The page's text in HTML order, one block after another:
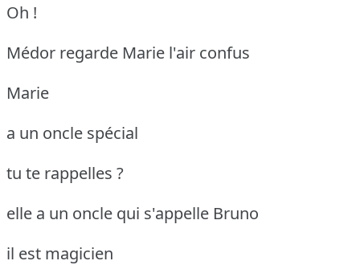
Oh !
Médor regarde Marie l'air confus
Marie
a un oncle spécial
tu te rappelles ?
elle a un oncle qui s'appelle Bruno
il est magicien